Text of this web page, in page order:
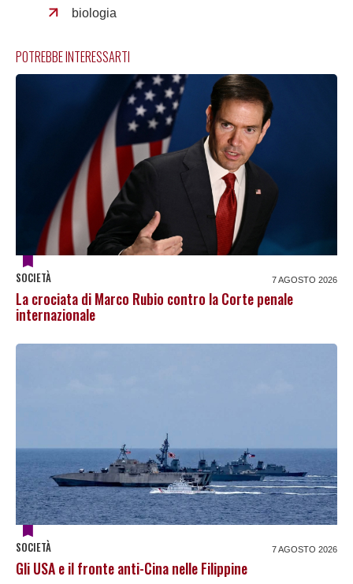
biologia
POTREBBE INTERESSARTI
SOCIETÀ 7 AGOSTO 2026
La crociata di Marco Rubio contro la Corte penale
internazionale
SOCIETÀ 7 AGOSTO 2026
Gli USA e il fronte anti-Cina nelle Filippine